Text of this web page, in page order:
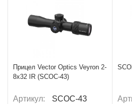
Прицел Vector Optics Veyron 2-
8х32 IR (SCOC-43)
Артикул: SCOC-43